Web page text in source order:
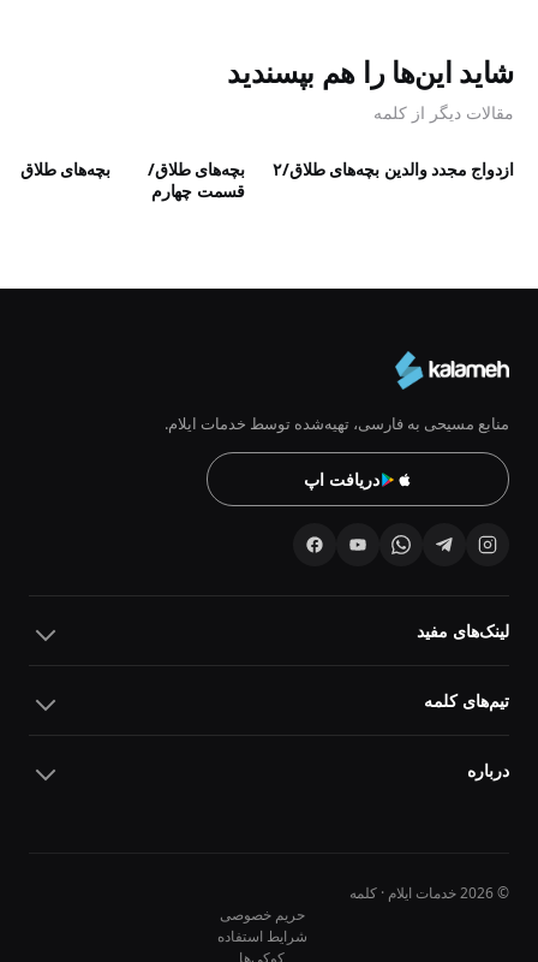
شاید این‌ها را هم بپسندید
مقالات دیگر از کلمه
ازدواج مجدد والدین بچه‌های طلاق/۲
بچه‌‌های طلاق/
قسمت چهارم
بچه‌های طلاق
منابع مسیحی به فارسی، تهیه‌شده توسط خدمات ایلام.
دریافت اپ
لینک‌های مفید
تیم‌های کلمه
درباره
© 2026 خدمات ایلام · کلمه
حریم خصوصی
شرایط استفاده
کوکی‌ها
10